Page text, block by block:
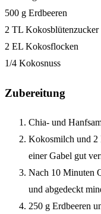
500 g Erdbeeren
2 TL Kokosblütenzucker
2 EL Kokosflocken
1/4 Kokosnuss
Zubereitung
Chia- und
Kokosmilch und 2
einer Gabel gut
Nach 10 Minuten
und abgedeckt
250 g Erdbeeren